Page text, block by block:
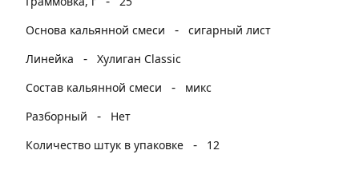
Основа кальянной смеси
- сигарный лист
Линейка
- Хулиган Classic
Состав кальянной смеси
-
микс
Разборный
-
Нет
Количество штук в упаковке
- 12